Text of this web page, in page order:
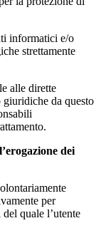
informatici e/o
strettamente
alle dirette
giuridiche da questo
dei
per
quale l’utente